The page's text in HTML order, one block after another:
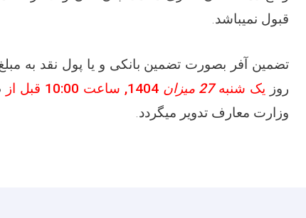
قبول نمیباشد
تضمین آفر بصورت تضمین بانکی و یا پول نقد به
روز یک شنبه27 میزان 1404 , ساعت 10:00 قبل از
وزارت معارف تدویر میگردد.